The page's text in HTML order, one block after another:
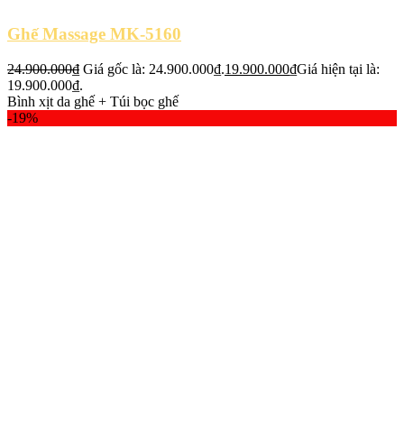
Ghế Massage MK-5160
24.900.000₫ Giá gốc là: 24.900.000₫.19.900.000₫Giá hiện tại là:
19.900.000₫.
Bình xịt da ghế + Túi bọc ghế
-19%